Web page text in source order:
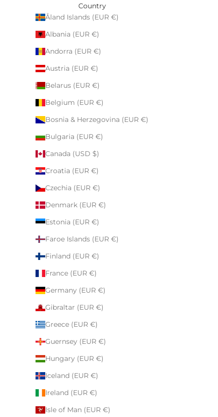
Country
Åland Islands (EUR €)
Albania (EUR €)
Andorra (EUR €)
Austria (EUR €)
Belarus (EUR €)
Belgium (EUR €)
Bosnia & Herzegovina (EUR €)
Bulgaria (EUR €)
Canada (USD $)
Croatia (EUR €)
Czechia (EUR €)
Denmark (EUR €)
Estonia (EUR €)
Faroe Islands (EUR €)
Finland (EUR €)
France (EUR €)
Germany (EUR €)
Gibraltar (EUR €)
Greece (EUR €)
Guernsey (EUR €)
Hungary (EUR €)
Iceland (EUR €)
Ireland (EUR €)
Isle of Man (EUR €)